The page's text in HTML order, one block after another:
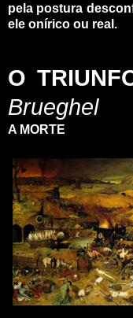
pela postura
ele onírico ou real.
O
Brueghel
A MORTE